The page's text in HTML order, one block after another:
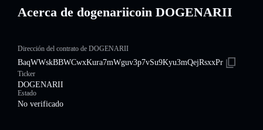
Acerca de dogenariicoin DOGENARII
Dirección del contrato de DOGENARII
BaqWWskBBWCwxKura7mWguv3p7vSu9Kyu3mQejRsxxPr
Ticker
DOGENARII
Estado
No verificado